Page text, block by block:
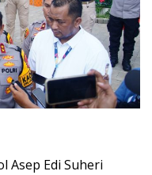
Asep Edi Suheri